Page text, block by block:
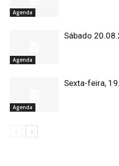
Agenda
Agenda
Sábado
Agenda
Sexta-feira,